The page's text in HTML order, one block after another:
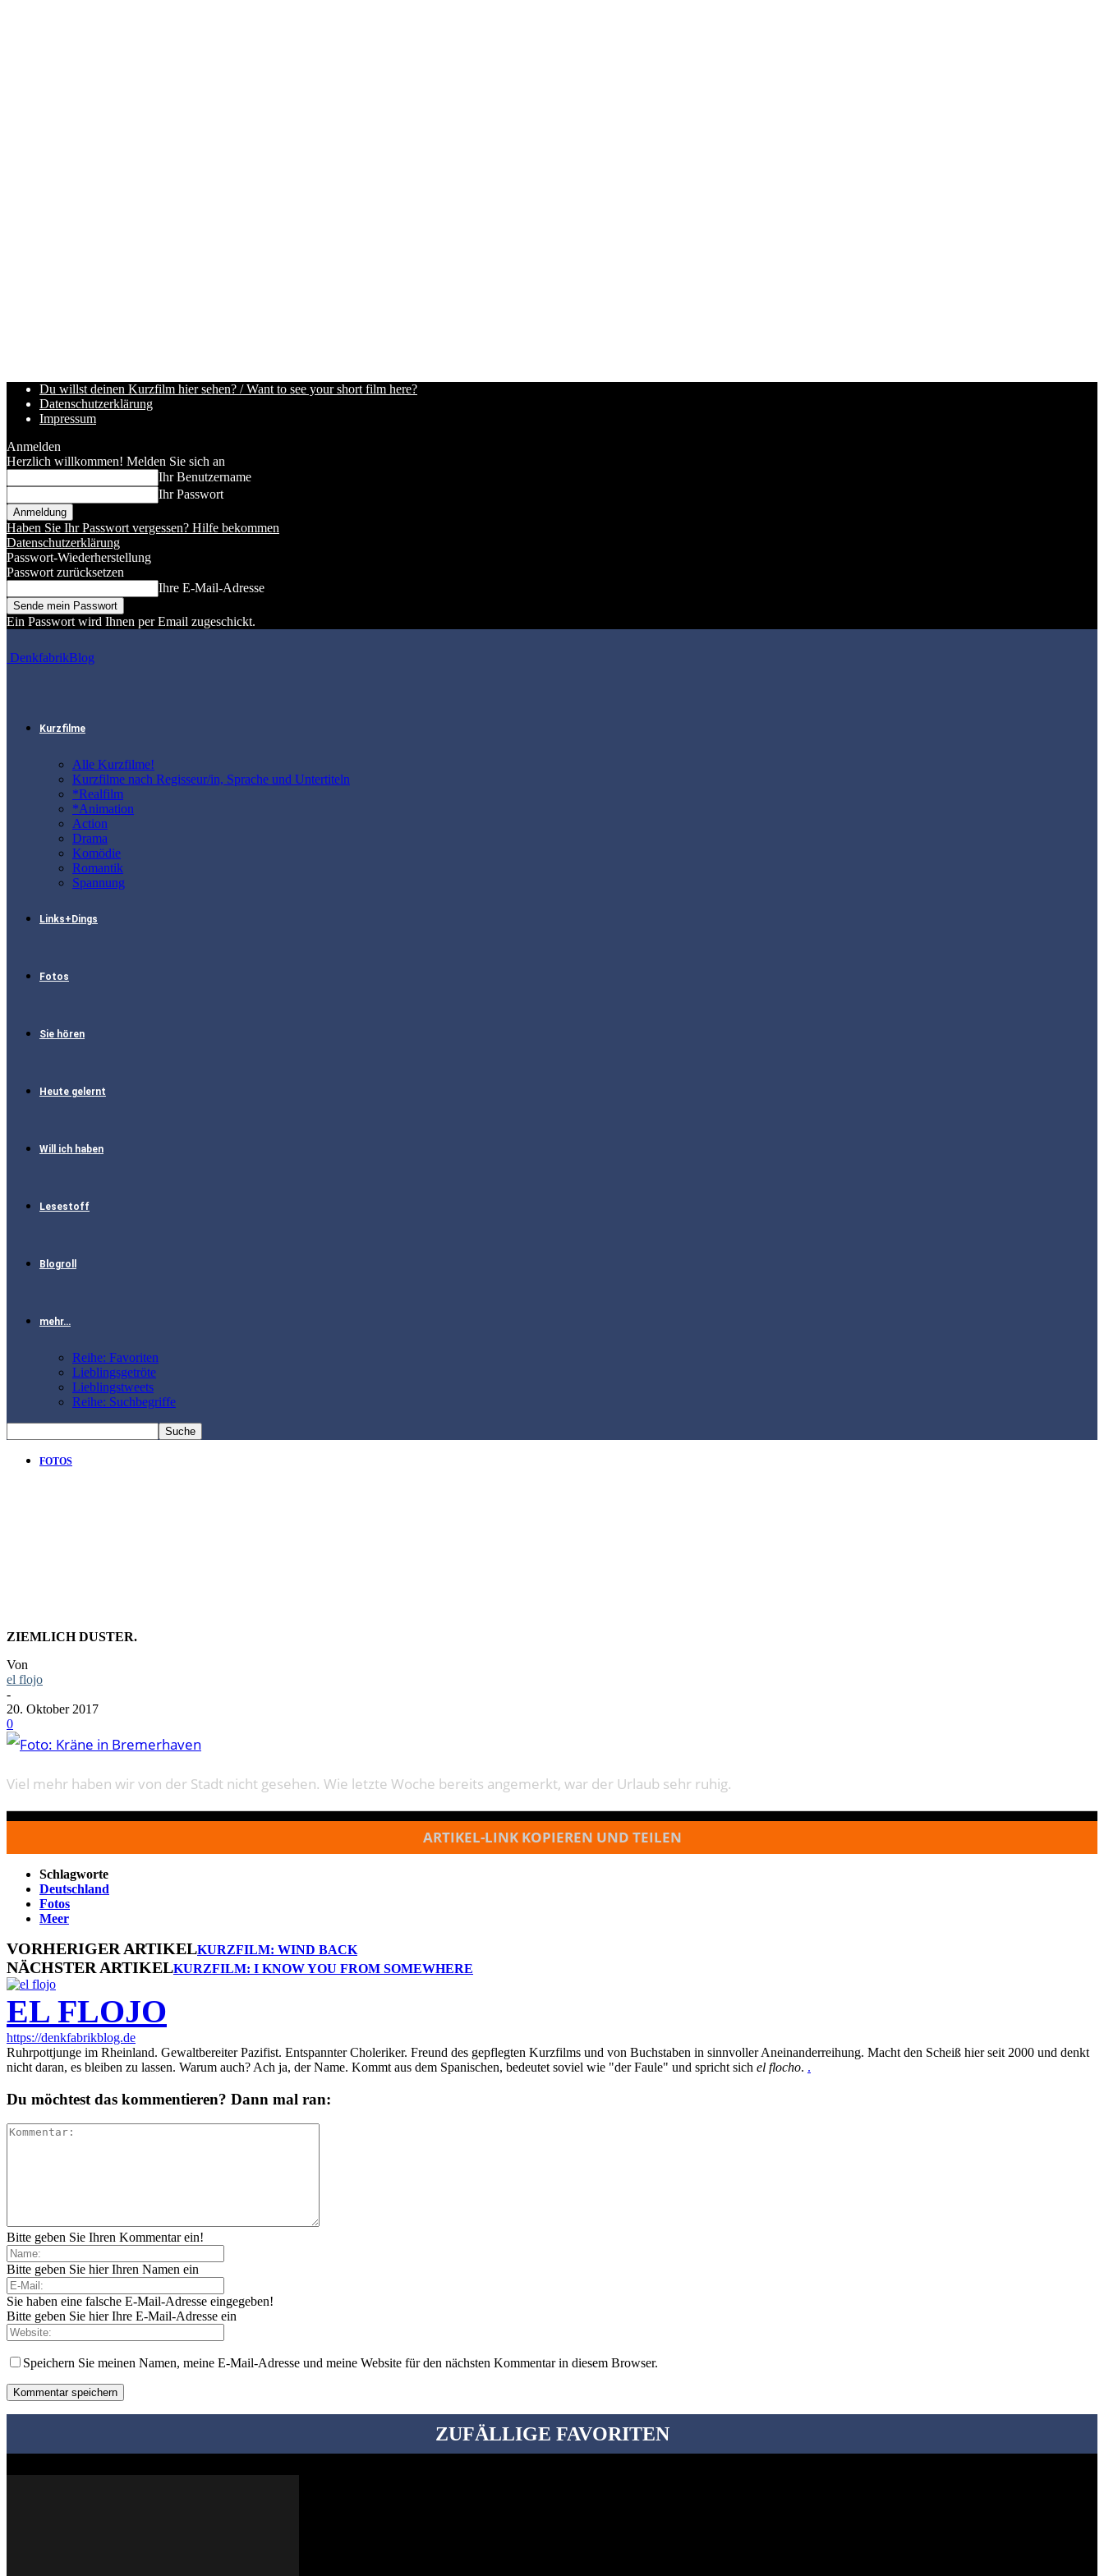
Du willst deinen Kurzfilm hier sehen? / Want to see your short film here?
Datenschutzerklärung
Impressum
Anmelden
Herzlich willkommen! Melden Sie sich an
Ihr Benutzername
Ihr Passwort
Haben Sie Ihr Passwort vergessen? Hilfe bekommen
Datenschutzerklärung
Passwort-Wiederherstellung
Passwort zurücksetzen
Ihre E-Mail-Adresse
Ein Passwort wird Ihnen per Email zugeschickt.
DenkfabrikBlog
Kurzfilme
Alle Kurzfilme!
Kurzfilme nach Regisseur/in, Sprache und Untertiteln
*Realfilm
*Animation
Action
Drama
Komödie
Romantik
Spannung
Links+Dings
Fotos
Sie hören
Heute gelernt
Will ich haben
Lesestoff
Blogroll
mehr…
Reihe: Favoriten
Lieblingsgetröte
Lieblingstweets
Reihe: Suchbegriffe
FOTOS
ZIEMLICH DUSTER.
Von
el flojo
-
20. Oktober 2017
0
Viel mehr haben wir von der Stadt nicht gesehen. Wie letzte Woche bereits angemerkt, war der Urlaub sehr ruhig.
ARTIKEL-LINK KOPIEREN UND TEILEN
Schlagworte
Deutschland
Fotos
Meer
VORHERIGER ARTIKELKURZFILM: WIND BACK
NÄCHSTER ARTIKELKURZFILM: I KNOW YOU FROM SOMEWHERE
EL FLOJO
https://denkfabrikblog.de
Ruhrpottjunge im Rheinland. Gewaltbereiter Pazifist. Entspannter Choleriker. Freund des gepflegten Kurzfilms und von Buchstaben in sinnvoller Aneinanderreihung. Macht den Scheiß hier seit 2000 und denkt
nicht daran, es bleiben zu lassen. Warum auch? Ach ja, der Name. Kommt aus dem Spanischen, bedeutet soviel wie "der Faule" und spricht sich el flocho. .
Du möchtest das kommentieren? Dann mal ran:
Bitte geben Sie Ihren Kommentar ein!
Bitte geben Sie hier Ihren Namen ein
Sie haben eine falsche E-Mail-Adresse eingegeben!
Bitte geben Sie hier Ihre E-Mail-Adresse ein
Speichern Sie meinen Namen, meine E-Mail-Adresse und meine Website für den nächsten Kommentar in diesem Browser.
ZUFÄLLIGE FAVORITEN